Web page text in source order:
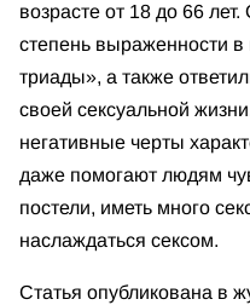
возрасте от 18 до 66
степень выраженности в
триады», а также
своей сексуальной
негативные черты
даже помогают людям
постели, иметь много
наслаждаться сексом.
Статья опубликована в